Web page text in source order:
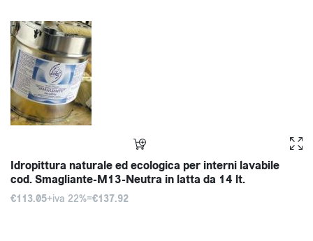
Idropittura naturale ed ecologica per interni lavabile
cod. Smagliante-M13-Neutra in latta da 14 lt.
€113.05+iva 22%=€137.92